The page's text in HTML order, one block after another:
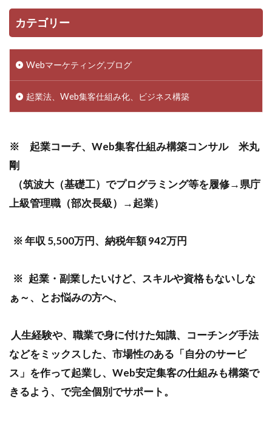
カテゴリー
Webマーケティング,ブログ
起業法、Web集客仕組み化、ビジネス構築
※ 起業コーチ、Web集客仕組み構築コンサル 米丸
剛
（筑波大（基礎工）でプログラミング等を履修→県庁
上級管理職（部次長級）→起業）
※ 年収 5,500万円、納税年額 942万円
※ 起業・副業したいけど、スキルや資格もないしな
ぁ～、とお悩みの方へ、
人生経験や、職業で身に付けた知識、コーチング手法
などをミックスした、市場性のある「自分のサービ
ス」を作って起業し、Web安定集客の仕組みも構築で
きるよう、で完全個別でサポート。